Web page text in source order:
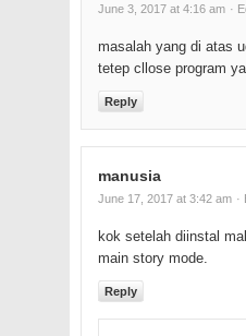
June 3, 2017 at 4:16 am ·
masalah yang di atas
tetep cllose program
Reply
manusia
June 17, 2017 at 3:42 am ·
kok setelah diinstal
main story mode.
Reply